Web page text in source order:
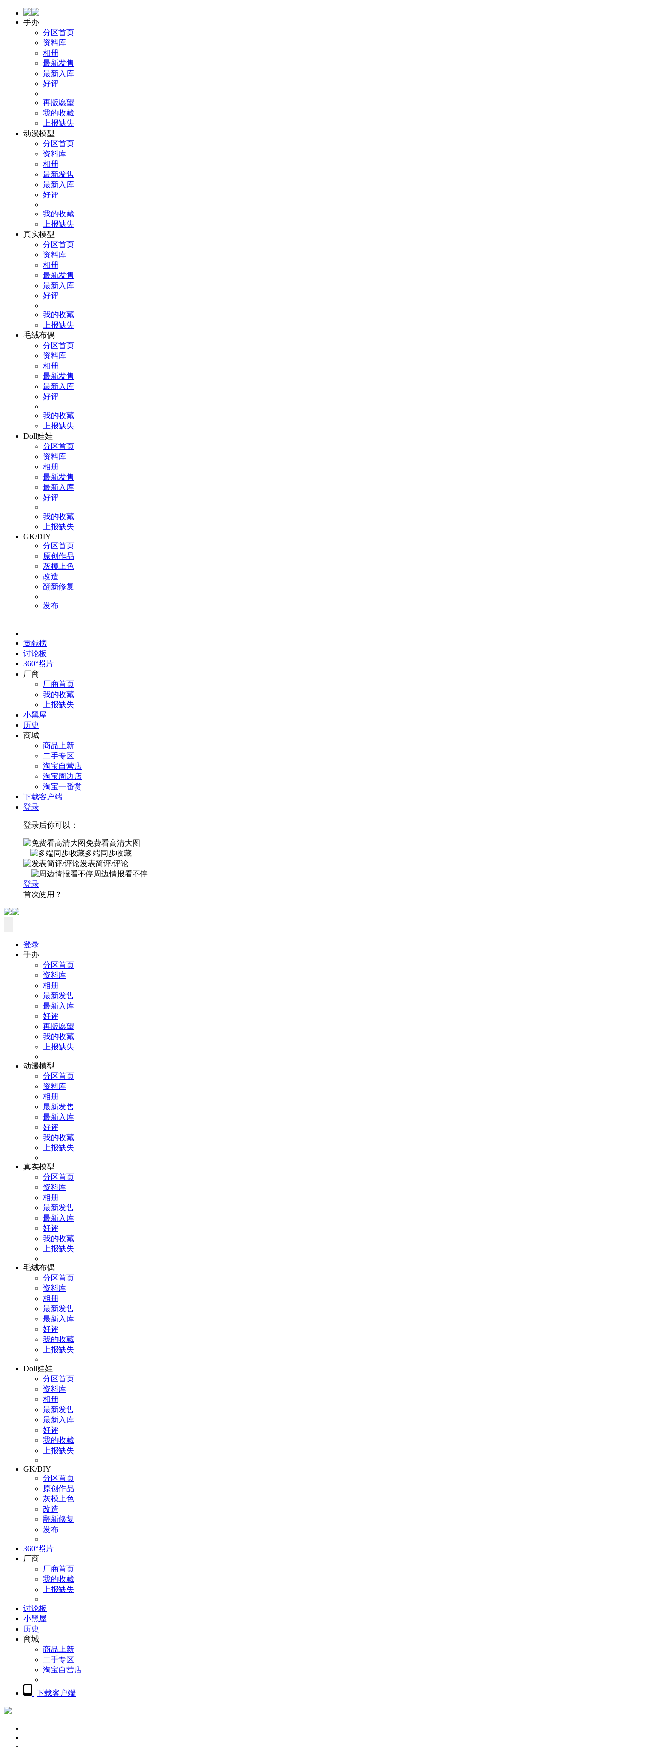
手办
分区首页
资料库
相册
最新发售
最新入库
好评
再版愿望
我的收藏
上报缺失
动漫模型
分区首页
资料库
相册
最新发售
最新入库
好评
我的收藏
上报缺失
真实模型
分区首页
资料库
相册
最新发售
最新入库
好评
我的收藏
上报缺失
毛绒布偶
分区首页
资料库
相册
最新发售
最新入库
好评
我的收藏
上报缺失
Doll娃娃
分区首页
资料库
相册
最新发售
最新入库
好评
我的收藏
上报缺失
GK/DIY
分区首页
原创作品
灰模上色
改造
翻新修复
发布
贡献榜
讨论板
360°照片
厂商
厂商首页
我的收藏
上报缺失
小黑屋
历史
商城
商品上新
二手专区
淘宝自营店
淘宝周边店
淘宝一番赏
下载客户端
登录
登录后你可以：
免费看高清大图
多端同步收藏
发表简评/评论
周边情报看不停
登录
首次使用？
登录
手办
分区首页
资料库
相册
最新发售
最新入库
好评
再版愿望
我的收藏
上报缺失
动漫模型
分区首页
资料库
相册
最新发售
最新入库
好评
我的收藏
上报缺失
真实模型
分区首页
资料库
相册
最新发售
最新入库
好评
我的收藏
上报缺失
毛绒布偶
分区首页
资料库
相册
最新发售
最新入库
好评
我的收藏
上报缺失
Doll娃娃
分区首页
资料库
相册
最新发售
最新入库
好评
我的收藏
上报缺失
GK/DIY
分区首页
原创作品
灰模上色
改造
翻新修复
发布
360°照片
厂商
厂商首页
我的收藏
上报缺失
讨论板
小黑屋
历史
商城
商品上新
二手专区
淘宝自营店
下载客户端